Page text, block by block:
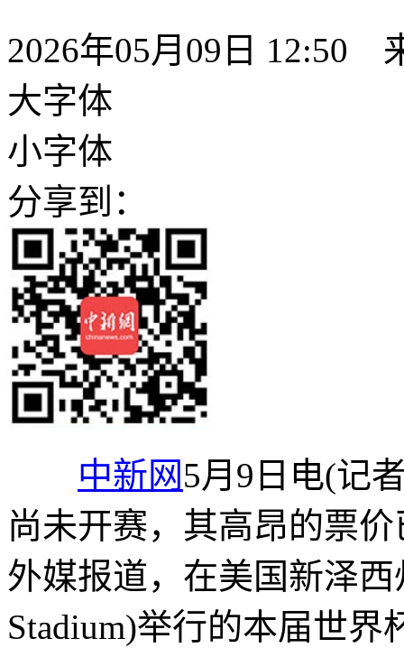
2026年05月09日 12:50
大字体
小字体
分享到：
中新网5月9日电(记
尚未开赛，其高昂的票
外媒报道，在美国新泽
Stadium)举行的本届世